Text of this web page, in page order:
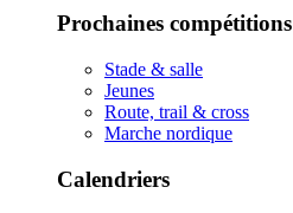
Prochaines compétitions
Stade & salle
Jeunes
Route, trail & cross
Marche nordique
Calendriers